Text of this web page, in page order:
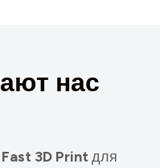
ают нас
Fast 3D Print для